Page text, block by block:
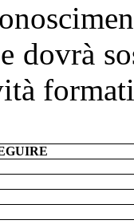
dovrà